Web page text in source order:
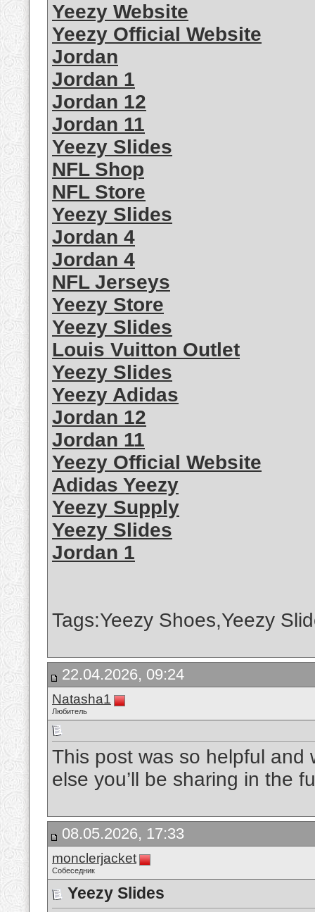
Yeezy Website
Yeezy Official Website
Jordan
Jordan 1
Jordan 12
Jordan 11
Yeezy Slides
NFL Shop
NFL Store
Yeezy Slides
Jordan 4
Jordan 4
NFL Jerseys
Yeezy Store
Yeezy Slides
Louis Vuitton Outlet
Yeezy Slides
Yeezy Adidas
Jordan 12
Jordan 11
Yeezy Official Website
Adidas Yeezy
Yeezy Supply
Yeezy Slides
Jordan 1
Tags:Yeezy Shoes,Yeezy
22.04.2026, 09:24
Natasha1
Любитель
This post was so helpful and
else you’ll be sharing in the
08.05.2026, 17:33
monclerjacket
Собеседник
Yeezy Slides